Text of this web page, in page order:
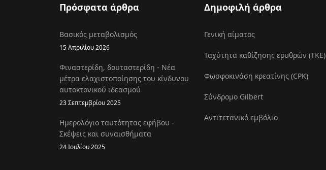
Πρόσφατα άρθρα
Βασικός μεταβολισμός
15 Απριλίου 2026
Φιναστερίδη, δουταστερίδη - Νέα
μέτρα ελαχιστοποίησης του κίνδυνου
αυτοκτονικού ιδεασμού
23 Σεπτεμβρίου 2025
Ημερολόγιο ταυτότητας εφήβου -
Σκέψεις και συναισθήματα
24 Ιουλίου 2025
Δημοφιλή άρθρα
Γενική αίματος
Ταχύτητα καθίζησης ερυθρών (ΤΚΕ)
Φωσφοκινάση κρεατίνης (CPK)
Σύνδρομο Gilbert
Αντιτετανικό εμβόλιο